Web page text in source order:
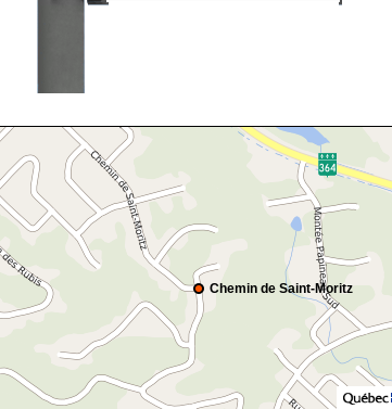
Chemin de Saint-Moritz